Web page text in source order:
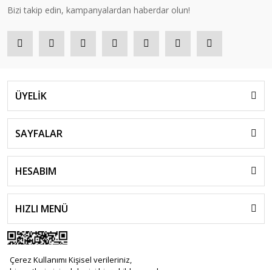
Çerez Kullanımı Kişisel verileriniz,
Bizi takip edin, kampanyalardan haberdar olun!
ÜYELİK
SAYFALAR
HESABIM
HIZLI MENÜ